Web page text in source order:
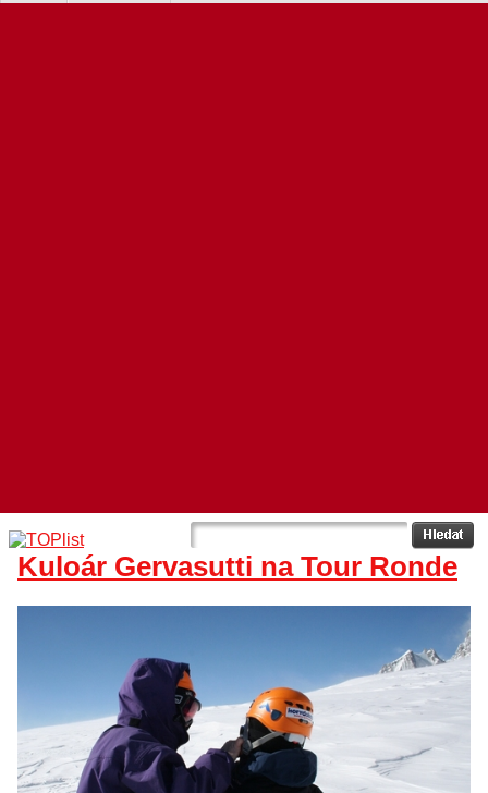
Kuloár Gervasutti na Tour Ronde